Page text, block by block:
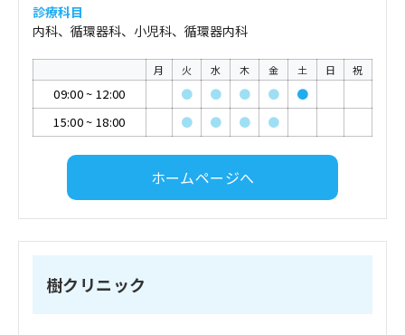
診療科目
内科、循環器科、小児科、循環器内科
月 火 水 木 金 土 日 祝
09:00~ 12:00 ● ● ● ●
●
15:00~ 18:00 ● ● ● ●
ホームページへ
樹クリニック